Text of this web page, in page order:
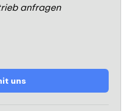
anfragen
uns